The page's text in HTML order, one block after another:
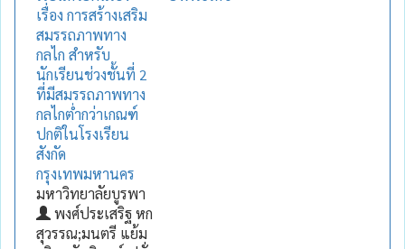
เรื่อง การสร้างเสริม
สมรรถภาพทาง
กลไก สำหรับ
นักเรียนช่วงชั้นที่ 2
ที่มีสมรรถภาพทาง
กลไกต่ำกว่าเกณฑ์
ปกติในโรงเรียน
สังกัด
กรุงเทพมหานคร
มหาวิทยาลัยบูรพา
พงศ์ประเสริฐ หก
สุวรรณ;มนตรี แย้ม